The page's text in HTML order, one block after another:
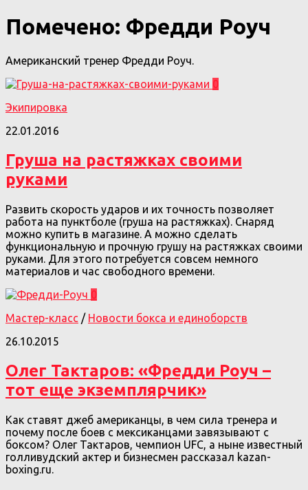
Помечено: Фредди Роуч
Американский тренер Фредди Роуч.
0
Экипировка
22.01.2016
Груша на растяжках своими
руками
Развить скорость ударов и их точность позволяет
работа на пунктболе (груша на растяжках). Снаряд
можно купить в магазине. А можно сделать
функциональную и прочную грушу на растяжках своими
руками. Для этого потребуется совсем немного
материалов и час свободного времени.
0
Мастер-класс / Новости бокса и единоборств
26.10.2015
Олег Тактаров: «Фредди Роуч –
тот еще экземплярчик»
Как ставят джеб американцы, в чем сила тренера и
почему после боев с мексиканцами завязывают с
боксом? Олег Тактаров, чемпион UFC, а ныне известный
голливудский актер и бизнесмен рассказал kazan-
boxing.ru.